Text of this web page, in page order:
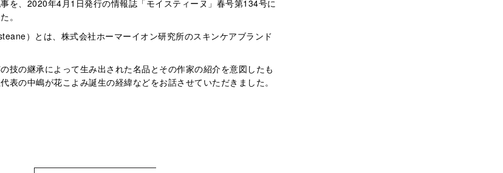
を、2020年4月1日発行の情報誌「モイスティーヌ」春号第134号に
。
）とは、株式会社ホーマーイオン研究所のスキンケアブランド
技の継承によって生み出された名品とその作家の紹介を意図したも
表の中嶋が花こよみ誕生の経緯などをお話させていただきました。